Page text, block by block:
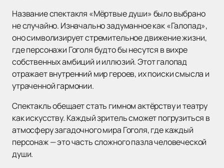
Название спектакля «Мёртвые души» было выбрано
не случайно. Изначально задуманное как «Галопад»,
оно символизирует стремительное движение жизни,
где персонажи Гоголя будто бы несутся в вихре
собственных амбиций и иллюзий. Этот галопад
отражает внутренний мир героев, их поиски смысла и
утраченной гармонии.
Спектакль обещает стать гимном актёрству и театру
как искусству. Каждый зритель сможет погрузиться в
атмосферу загадочного мира Гоголя, где каждый
персонаж — это часть сложного пазла человеческой
души.